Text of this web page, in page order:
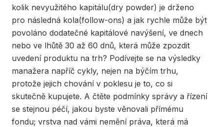
kolik nevyužitého kapitálu(dry powder) je drženo
pro následná kola(follow-ons) a jak rychle může být
povoláno dodatečné kapitálové navýšení, ve dnech
nebo ve lhůtě 30 až 60 dnů, která může zpozdit
uvedení produktu na trh? Podívejte se na výsledky
manažera napříč cykly, nejen na býčím trhu,
protože jejich chování v poklesu je to, co si
skutečně kupujete. A čtěte podmínky správy a řízení
se stejnou péčí, jakou byste věnovali přímému
fondu; vrstva nad vámi nemění práva, která má